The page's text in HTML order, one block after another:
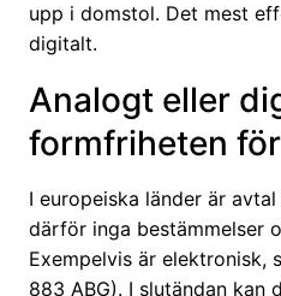
upp i domstol. Det mest
digitalt.
Analogt eller
formfriheten
I europeiska länder är
därför inga bestämmelser
Exempelvis är
883 ABG). I slutändan kan